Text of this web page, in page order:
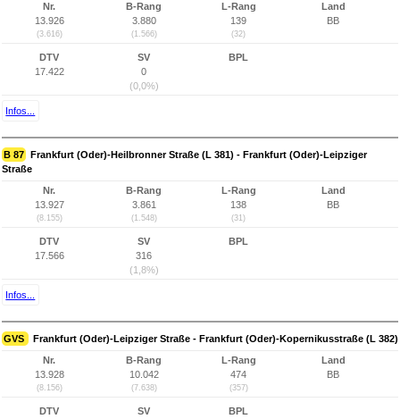
Nr.
13.926
(3.616)
B-Rang
3.880
(1.566)
L-Rang
139
(32)
Land
BB
DTV
17.422
SV
0
(0,0%)
BPL
Infos...
B 87 Frankfurt (Oder)-Heilbronner Straße (L 381) - Frankfurt (Oder)-Leipziger
Straße
Nr.
13.927
(8.155)
B-Rang
3.861
(1.548)
L-Rang
138
(31)
Land
BB
DTV
17.566
SV
316
(1,8%)
BPL
Infos...
GVS Frankfurt (Oder)-Leipziger Straße - Frankfurt (Oder)-Kopernikusstraße (L 382)
Nr.
13.928
(8.156)
B-Rang
10.042
(7.638)
L-Rang
474
(357)
Land
BB
DTV
SV
BPL